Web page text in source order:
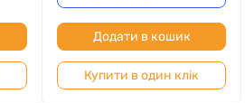
Додати в кошик
Купити в один клік